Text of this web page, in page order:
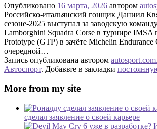
Опубликовано 16 марта, 2026 автором
Российско-итальянский гонщик Даниил
сезоне-2025 выступал за заводскую
Lamborghini Squadra Corse в турнире IMSA
Prototype (GTP) в зачёте Michelin Endurance
очередной…
Запись опубликована автором
Автоспорт. Добавьте в закладки
More from my site
сделал заявление о своей карьере